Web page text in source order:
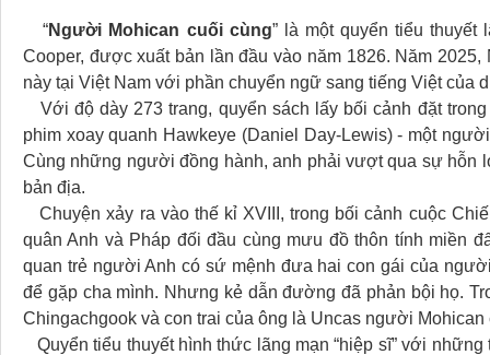
“Người Mohican cuối cùng” là một quyển tiểu thuyết
Cooper, được xuất bản lần đầu vào năm 1826. Năm
này tại Việt Nam với phần chuyển ngữ sang tiếng Việt của
Với độ dày 273 trang, quyển sách lấy bối cảnh đặt
phim xoay quanh Hawkeye (Daniel Day-Lewis) - một
Cùng những người đồng hành, anh phải vượt qua sự hỗn
bản địa.
Chuyện xảy ra vào thế kỉ XVIII, trong bối cảnh cuộc
quân Anh và Pháp đối đầu cùng mưu đồ thôn tính miền
quan trẻ người Anh có sứ mệnh đưa hai con gái của
để gặp cha mình. Nhưng kẻ dẫn đường đã phản bội họ.
Chingachgook và con trai của ông là Uncas người
Quyển tiểu thuyết hình thức lãng mạn “hiệp sĩ” với